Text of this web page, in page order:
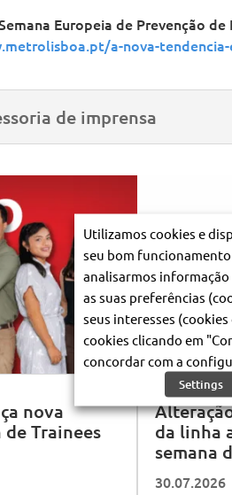
Europeia de Prevenção
a-nova-
de imprensa
nova
Trainees
da linha
semana
30.07.2026
Utilizamos cookies e
seu bom
analisarmos
as suas preferências
seus interesses
cookies clicando em
concordar com a
Settings